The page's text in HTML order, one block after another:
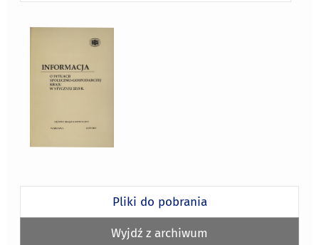
Pliki do pobrania
Wyjdź z archiwum